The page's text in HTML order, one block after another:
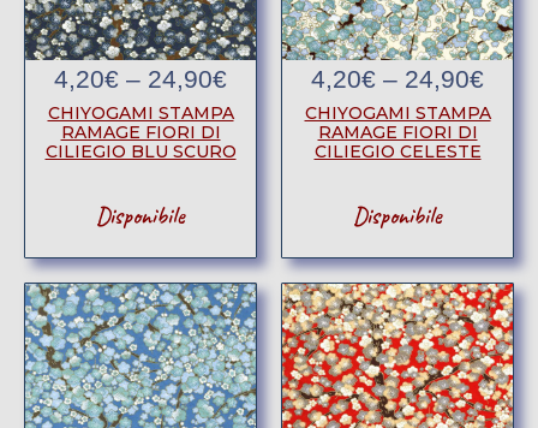
4,20€ – 24,90€
CHIYOGAMI STAMPA
RAMAGE FIORI DI
CILIEGIO BLU SCURO
Disponibile
4,20€ – 24,90€
CHIYOGAMI STAMPA
RAMAGE FIORI DI
CILIEGIO CELESTE
Disponibile